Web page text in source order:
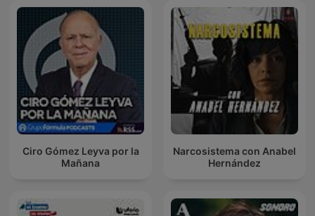
Ciro Gómez Leyva por la
Mañana
Narcosistema con Anabel
Hernández